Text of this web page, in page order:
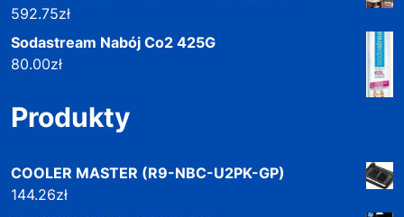
592.75zł
Sodastream Nabój Co2 425G
80.00zł
Produkty
COOLER MASTER (R9-NBC-U2PK-GP)
144.26zł